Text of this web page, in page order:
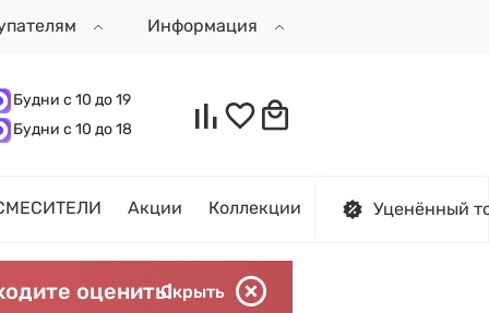
Информация
Будни с 10 до 19
Будни с 10 до 18
Акции Коллекции Уценённый
оценить!Скрыть